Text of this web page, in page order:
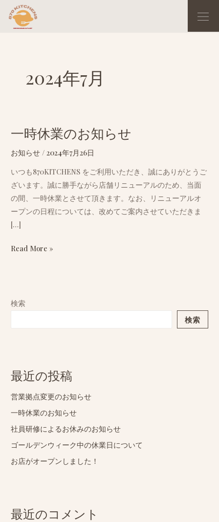
2024年7月
一時休業のお知らせ
お知らせ /2024年7月26日
いつも870KITCHENS をご利用いただき、誠にありがとうご
ざいます。誠に勝手ながら店舗リニューアルのため、当面
の間、一時休業とさせて頂きます。なお、リニューアルオ
ープンの日程については、改めてご案内させていただきま
[…]
休
業
の
お
知
ら
Read More »
検索
検索
最近の投稿
営業拠点変更のお知らせ
一時休業のお知らせ
社員研修によるお休みのお知らせ
ゴールデンウィーク中の休業日について
お店がオープンしました！
最近のコメント